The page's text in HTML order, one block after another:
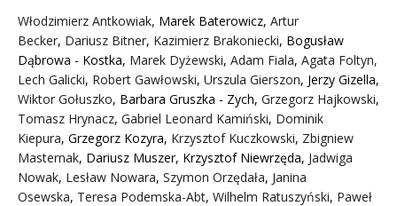
Włodzimierz Antkowiak, Marek Baterowicz, Artur
Becker, Dariusz Bitner, Kazimierz Brakoniecki, Bogusław
Dąbrowa - Kostka, Marek Dyżewski, Adam Fiala, Agata Foltyn,
Lech Galicki, Robert Gawłowski, Urszula Gierszon, Jerzy Gizella,
Wiktor Gołuszko, Barbara Gruszka - Zych, Grzegorz Hajkowski,
Tomasz Hrynacz, Gabriel Leonard Kamiński, Dominik
Kiepura, Grzegorz Kozyra, Krzysztof Kuczkowski, Zbigniew
Masternak, Dariusz Muszer, Krzysztof Niewrzęda, Jadwiga
Nowak, Lesław Nowara, Szymon Orzędała, Janina
Osewska, Teresa Podemska-Abt, Wilhelm Ratuszyński, Paweł